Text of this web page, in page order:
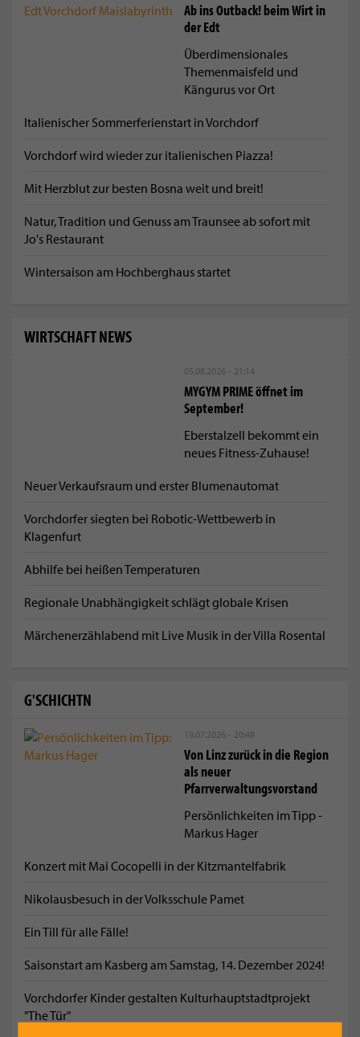
Ab ins Outback! beim Wirt in
der Edt
Überdimensionales
Themenmaisfeld und
Kängurus vor Ort
Italienischer Sommerferienstart in Vorchdorf
Vorchdorf wird wieder zur italienischen Piazza!
Mit Herzblut zur besten Bosna weit und breit!
Natur, Tradition und Genuss am Traunsee ab sofort mit
Jo's Restaurant
Wintersaison am Hochberghaus startet
WIRTSCHAFT NEWS
05.08.2026 - 21:14
MYGYM PRIME öffnet im
September!
Eberstalzell bekommt ein
neues Fitness-Zuhause!
Neuer Verkaufsraum und erster Blumenautomat
Vorchdorfer siegten bei Robotic-Wettbewerb in
Klagenfurt
Abhilfe bei heißen Temperaturen
Regionale Unabhängigkeit schlägt globale Krisen
Märchenerzählabend mit Live Musik in der Villa Rosental
G'SCHICHTN
19.07.2026 - 20:48
Von Linz zurück in die Region
als neuer
Pfarrverwaltungsvorstand
Persönlichkeiten im Tipp -
Markus Hager
Konzert mit Mai Cocopelli in der Kitzmantelfabrik
Nikolausbesuch in der Volksschule Pamet
Ein Till für alle Fälle!
Saisonstart am Kasberg am Samstag, 14. Dezember 2024!
Vorchdorfer Kinder gestalten Kulturhauptstadtprojekt
"The Tür"